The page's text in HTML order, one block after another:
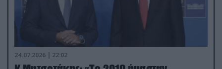
24.07.2026 | 22:02